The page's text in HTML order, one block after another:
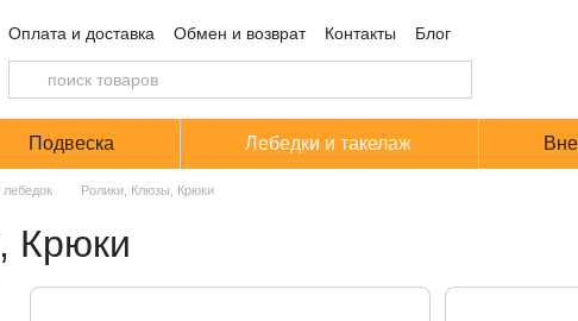
Оплата и доставка Обмен и возврат Контакты Блог
Подвеска Лебедки и такелаж
лебедок Ролики, Клюзы, Крюки
Крюки